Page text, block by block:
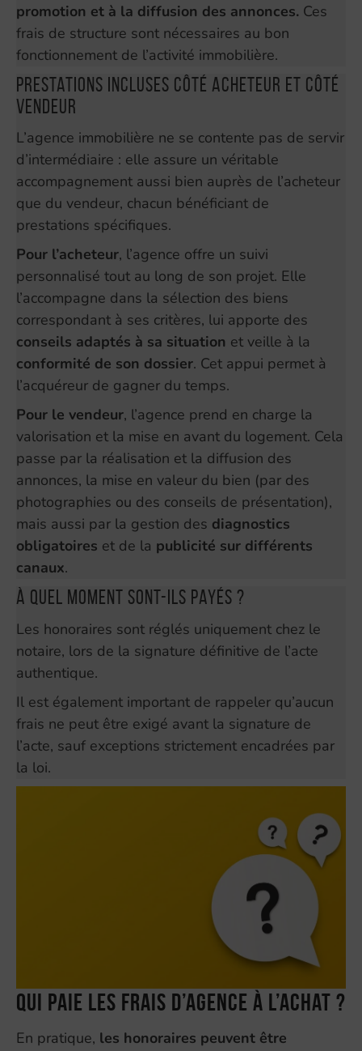
promotion et à la diffusion des annonces. Ces
frais de structure sont nécessaires au bon
fonctionnement de l’activité immobilière.
Prestations incluses côté acheteur et côté
vendeur
L’agence immobilière ne se contente pas de servir
d’intermédiaire : elle assure un véritable
accompagnement aussi bien auprès de l’acheteur
que du vendeur, chacun bénéficiant de
prestations spécifiques.
Pour l’acheteur, l’agence offre un suivi
personnalisé tout au long de son projet. Elle
l’accompagne dans la sélection des biens
correspondant à ses critères, lui apporte des
conseils adaptés à sa situation et veille à la
conformité de son dossier. Cet appui permet à
l’acquéreur de gagner du temps.
Pour le vendeur, l’agence prend en charge la
valorisation et la mise en avant du logement. Cela
passe par la réalisation et la diffusion des
annonces, la mise en valeur du bien (par des
photographies ou des conseils de présentation),
mais aussi par la gestion des diagnostics
obligatoires et de la publicité sur différents
canaux.
À quel moment sont-ils payés ?
Les honoraires sont réglés uniquement chez le
notaire, lors de la signature définitive de l’acte
authentique.
Il est également important de rappeler qu’aucun
frais ne peut être exigé avant la signature de
l’acte, sauf exceptions strictement encadrées par
la loi.
Qui paie les frais d’agence à l’achat ?
En pratique, les honoraires peuvent être